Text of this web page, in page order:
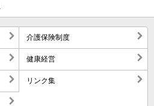
介護保険制度
健康経営
リンク集